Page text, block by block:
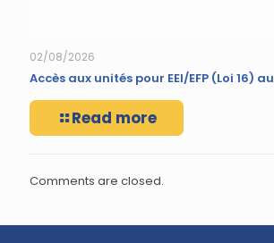
02/08/2026
Accès aux unités pour EEI/EFP (Loi 16)
Read more
Comments are closed.